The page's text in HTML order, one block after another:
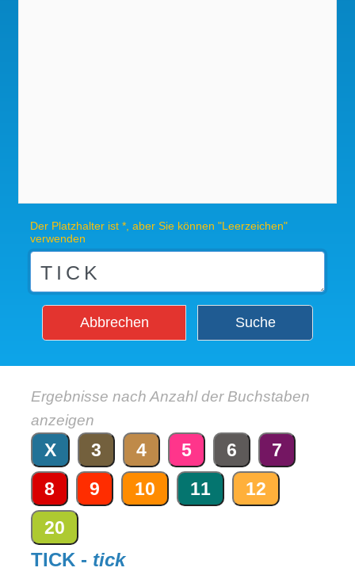
Der Platzhalter ist *, aber Sie können "Leerzeichen"
verwenden
Abbrechen Suche
Ergebnisse nach Anzahl der Buchstaben
anzeigen
X 3 4 5 6
7
8
9 10 11
12
20
TICK - tick